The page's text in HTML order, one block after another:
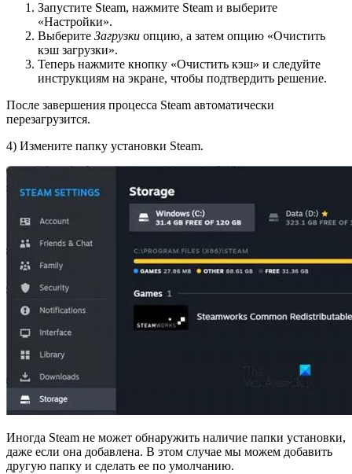
Запустите Steam, нажмите Steam и выберите
«Настройки».
Выберите Загрузки опцию, а затем опцию «Очистить
кэш загрузки».
Теперь нажмите кнопку «Очистить кэш» и следуйте
инструкциям на экране, чтобы подтвердить решение.
После завершения процесса Steam автоматически
перезагрузится.
4) Измените папку установки Steam.
Иногда Steam не может обнаружить наличие папки установки,
даже если она добавлена. В этом случае мы можем добавить
другую папку и сделать ее по умолчанию.